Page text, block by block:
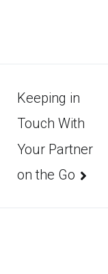
Keeping in
Touch With
Your Partner
on the Go